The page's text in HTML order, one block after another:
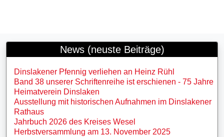
News (neuste Beiträge)
Dinslakener Pfennig verliehen an Heinz Rühl
Band 38 unserer Schriftenreihe ist erschienen - 75 Jahre
Heimatverein Dinslaken
Ausstellung mit historischen Aufnahmen im Dinslakener
Rathaus
Jahrbuch 2026 des Kreises Wesel
Herbstversammlung am 13. November 2025